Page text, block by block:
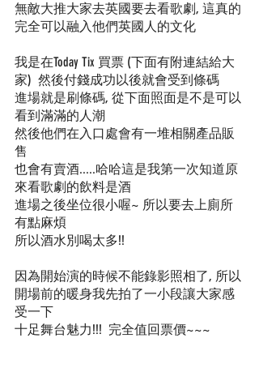
無敵大推大家去英國要去看歌劇, 這真的
完全可以融入他們英國人的文化
我是在Today Tix 買票 (下面有附連結給大
家)  然後付錢成功以後就會受到條碼
進場就是刷條碼, 從下面照面是不是可以
看到滿滿的人潮
然後他們在入口處會有一堆相關產品販
售
也會有賣酒.....哈哈這是我第一次知道原
來看歌劇的飲料是酒
進場之後坐位很小喔~ 所以要去上廁所
有點麻煩
所以酒水別喝太多!!
因為開始演的時候不能錄影照相了, 所以
開場前的暖身我先拍了一小段讓大家感
受一下
十足舞台魅力!!!  完全值回票價~~~